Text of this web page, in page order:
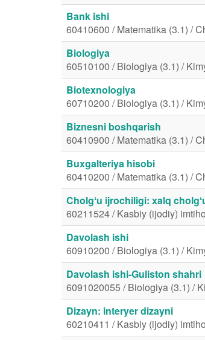
Bank ishi
60410600 / Matematika (3.1) /
Biologiya
60510100 / Biologiya (3.1) /
Biotexnologiya
60710200 / Biologiya (3.1) /
Biznesni boshqarish
60410900 / Matematika (3.1) /
Buxgalteriya hisobi
60410200 / Matematika (3.1) /
Cholgʻu ijrochiligi: xalq
60211524 / Kasbiy (ijodiy)
Davolash ishi
60910200 / Biologiya (3.1) /
Davolash ishi-Guliston shahri
6091020055 / Biologiya (3.1) /
Dizayn: interyer dizayni
60210411 / Kasbiy (ijodiy)